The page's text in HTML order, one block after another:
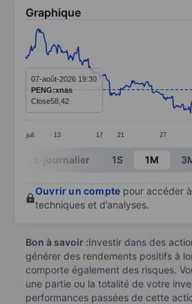
Graphique
Line chart with 295 data points.
The chart has 1 X axis
The chart has 1 Y axis
juil. 13 17 21 27
07-août-2026 19:30
PENG:xnas
Close58,42
End of interactive chart.
Intra-journalier 1S 1M
Ouvrir un compte pour accéder
techniques et d’analyses.
Bon à savoir :Investir dans des
générer des rendements positifs à
comporte également des risques.
une partie ou la totalité de votre
performances passées de cette